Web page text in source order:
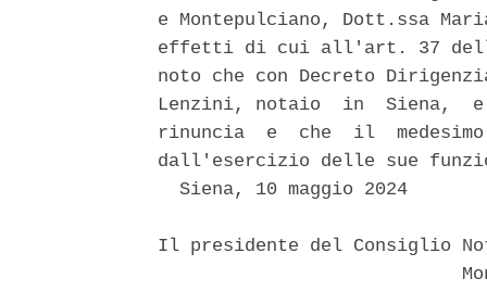
e Montepulciano, Dott.ssa
effetti di cui all'art. 37 della
noto che con Decreto
Lenzini, notaio  in  Siena,
rinuncia  e  che  il
dall'esercizio delle sue
  Siena, 10 maggio 2024
Il presidente del Consiglio